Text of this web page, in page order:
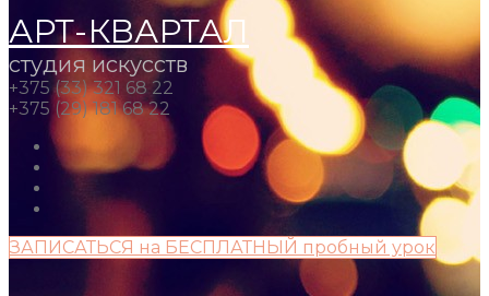
АРТ-КВАРТАЛ
студия искусств
+375 (33) 321 68 22
+375 (29) 181 68 22
ЗАПИСАТЬСЯ на БЕСПЛАТНЫЙ пробный урок